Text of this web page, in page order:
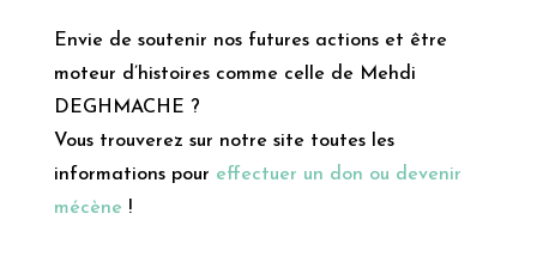
Envie de soutenir nos futures actions et être
moteur d’histoires comme celle de Mehdi
DEGHMACHE ?
Vous trouverez sur notre site toutes les
informations pour effectuer un don ou devenir
mécène !